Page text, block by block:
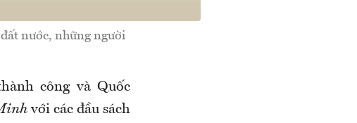
nước, những người
công và Quốc
với các đầu sách